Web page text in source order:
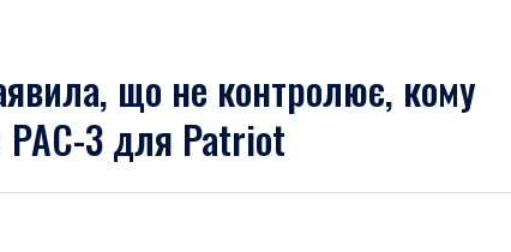
що не контролює, кому
3 для Patriot